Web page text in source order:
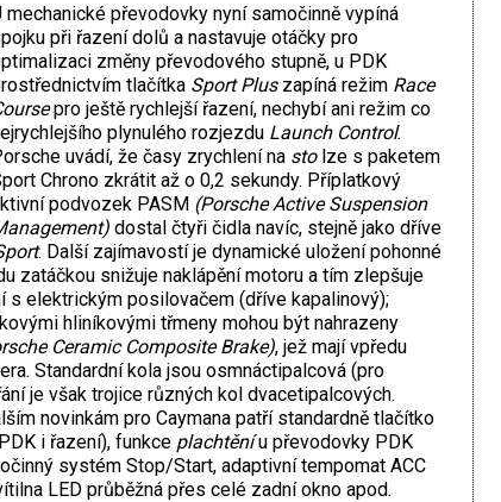
mechanické převodovky nyní samočinně vypíná
při řazení dolů a nastavuje otáčky pro
změny převodového stupně, u PDK
tlačítka Sport Pluszapíná režim Race
pro ještě rychlejší řazení, nechybí ani režim co
plynulého rozjezdu Launch Control.
uvádí, že časy zrychlení na stolze s paketem
Chrono zkrátit až o 0,2 sekundy. Příplatkový
podvozek PASM (Porsche Active Suspension
dostal čtyři čidla navíc, stejně jako dříve
. Další zajímavostí je dynamické uložení pohonné
zatáčkou snižuje naklápění motoru a tím zlepšuje
s elektrickým posilovačem (dříve kapalinový);
hliníkovými třmeny mohou být nahrazeny
Ceramic Composite Brake), jež mají vpředu
Standardní kola jsou osmnáctipalcová (pro
je však trojice různých kol dvacetipalcových.
novinkám pro Caymana patří standardně tlačítko
i řazení), funkce plachtěníu převodovky PDK
systém Stop/Start, adaptivní tempomat ACC
LED průběžná přes celé zadní okno apod.